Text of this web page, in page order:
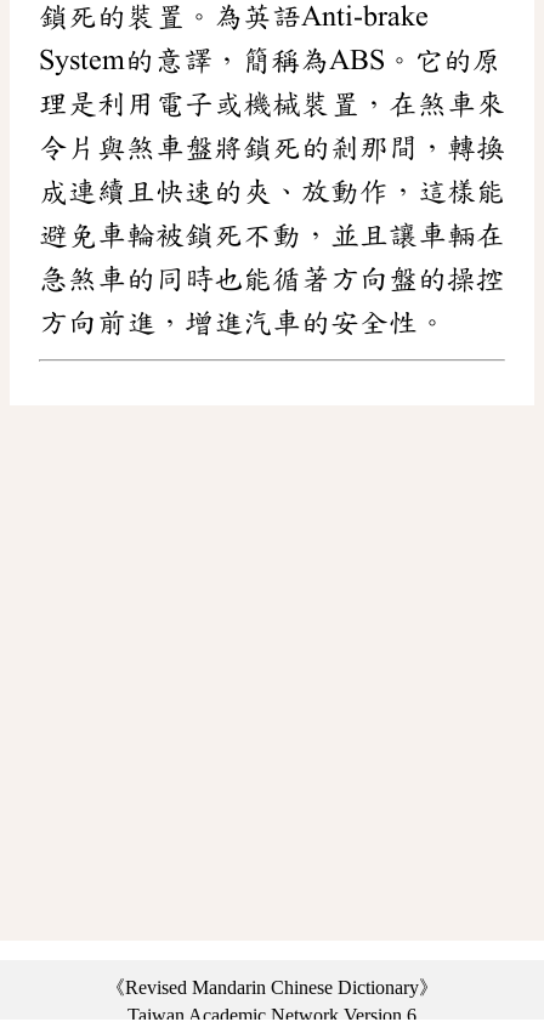
鎖死的裝置。為英語Anti-brake
System的意譯，簡稱為ABS。它的原
理是利用電子或機械裝置，在煞車來
令片與煞車盤將鎖死的剎那間，轉換
成連續且快速的夾、放動作，這樣能
避免車輪被鎖死不動，並且讓車輛在
急煞車的同時也能循著方向盤的操控
方向前進，增進汽車的安全性。
《Revised Mandarin Chinese Dictionary》
Taiwan Academic Network Version 6